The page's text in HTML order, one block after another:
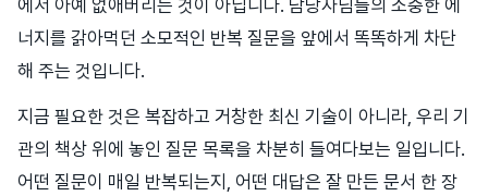
에서 아예 없애버리는 것이 아닙니다. 담당자님들의 소중한 에
너지를 갉아먹던 소모적인 반복 질문을 앞에서 똑똑하게 차단
해 주는 것입니다.
지금 필요한 것은 복잡하고 거창한 최신 기술이 아니라, 우리 기
관의 책상 위에 놓인 질문 목록을 차분히 들여다보는 일입니다.
어떤 질문이 매일 반복되는지, 어떤 대답은 잘 만든 문서 한 장